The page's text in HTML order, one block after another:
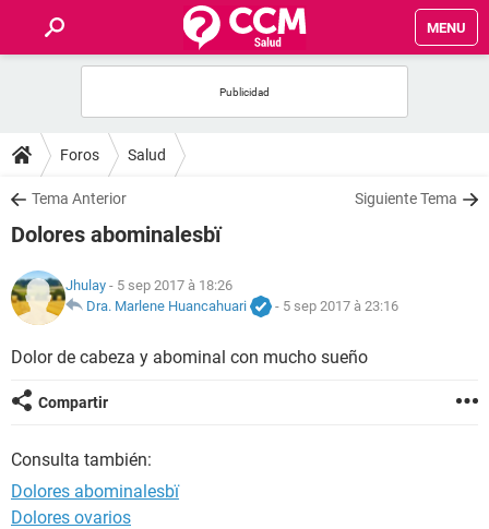
MENU
FORUMS
SALUD
NUTRICIÓN
BIENESTAR
SEXUALIDAD
Foros Salud
Tema Anterior Siguiente Tema
Dolores abominalesbï
Jhulay - 5 sep 2017 à 18:26
Dra. Marlene Huancahuari
- 5 sep 2017 à 23:16
Dolor de cabeza y abominal con mucho sueño
Compartir
Consulta también:
Dolores abominalesbï
Dolores ovarios